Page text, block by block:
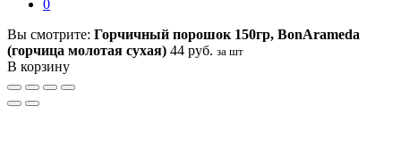
0
Вы смотрите: Горчичный порошок 150гр, BonArameda
(горчица молотая сухая) 44 руб. за шт
В корзину